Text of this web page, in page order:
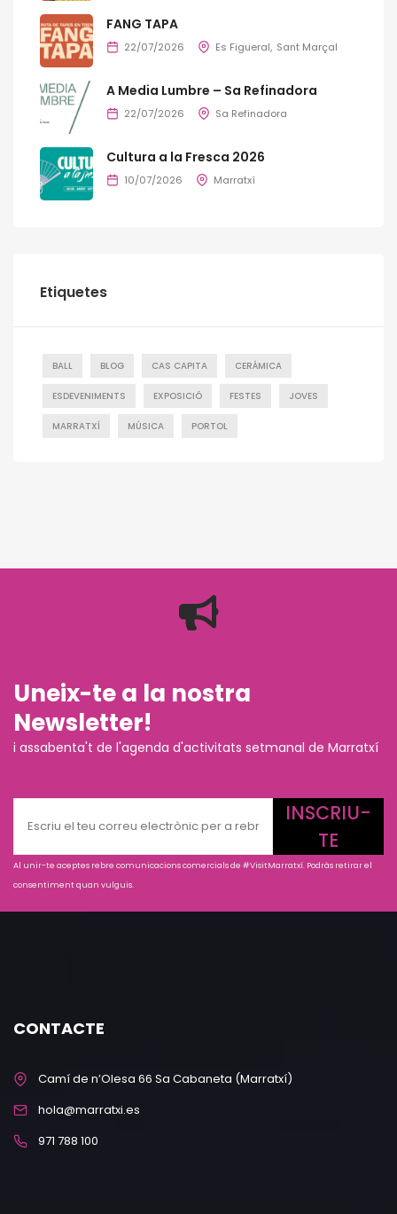
FANG TAPA
22/07/2026 Es Figueral Sant Marçal
A Media Lumbre – Sa Refinadora
22/07/2026 Sa Refinadora
Cultura a la Fresca 2026
10/07/2026 Marratxí
Etiquetes
BALL BLOG CAS CAPITA CERÁMICA
ESDEVENIMENTS EXPOSICIÓ FESTES JOVES
MARRATXÍ MÚSICA PORTOL
Uneix-te a la nostra
Newsletter!
i assabenta't de l'agenda d'activitats setmanal de Marratxí
INSCRIU-
TE
Al unir-te aceptes rebre comunicacions comercials de #VisitMarratxí. Podràs retirar el
consentiment quan vulguis.
CONTACTE
Camí de n’Olesa 66 Sa Cabaneta (Marratxí)
hola@marratxi.es
971 788 100